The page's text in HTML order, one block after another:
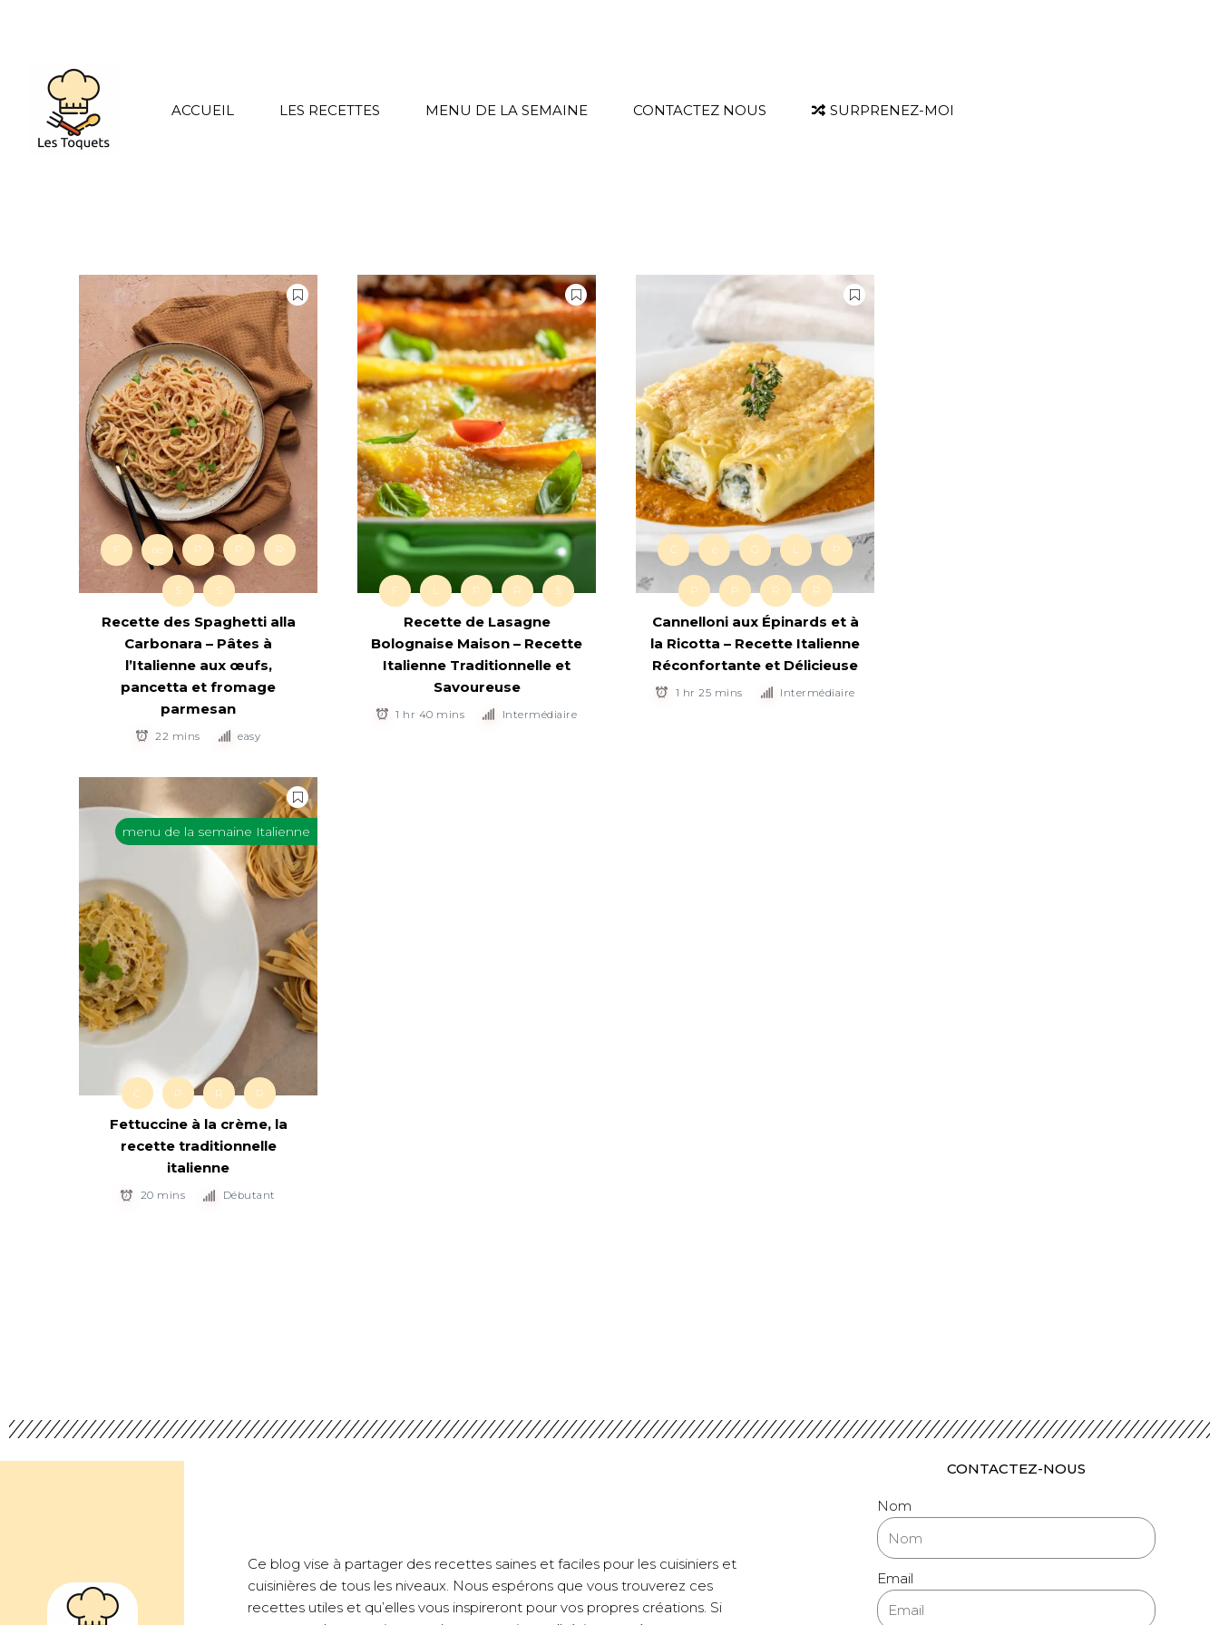
ACCUEIL LES RECETTES MENU DE LA SEMAINE CONTACTEZ NOUS SURPRENEZ-MOI
F œ P P R
S S
Recette des Spaghetti alla
Carbonara – Pâtes à
l’Italienne aux œufs,
pancetta et fromage
parmesan
22 mins easy
F L P R S
Recette de Lasagne
Bolognaise Maison – Recette
Italienne Traditionnelle et
Savoureuse
1 hr 40 mins Intermédiaire
C é G L P
P P R R
Cannelloni aux Épinards et à
la Ricotta – Recette Italienne
Réconfortante et Délicieuse
1 hr 25 mins Intermédiaire
menu de la semaine Italienne
C P R R
Fettuccine à la crème, la
recette traditionnelle
italienne
20 mins Débutant
Ce blog vise à partager des recettes saines et faciles pour les cuisiniers et
cuisinières de tous les niveaux. Nous espérons que vous trouverez ces
recettes utiles et qu’elles vous inspireront pour vos propres créations. Si
CONTACTEZ-NOUS
Nom
Email